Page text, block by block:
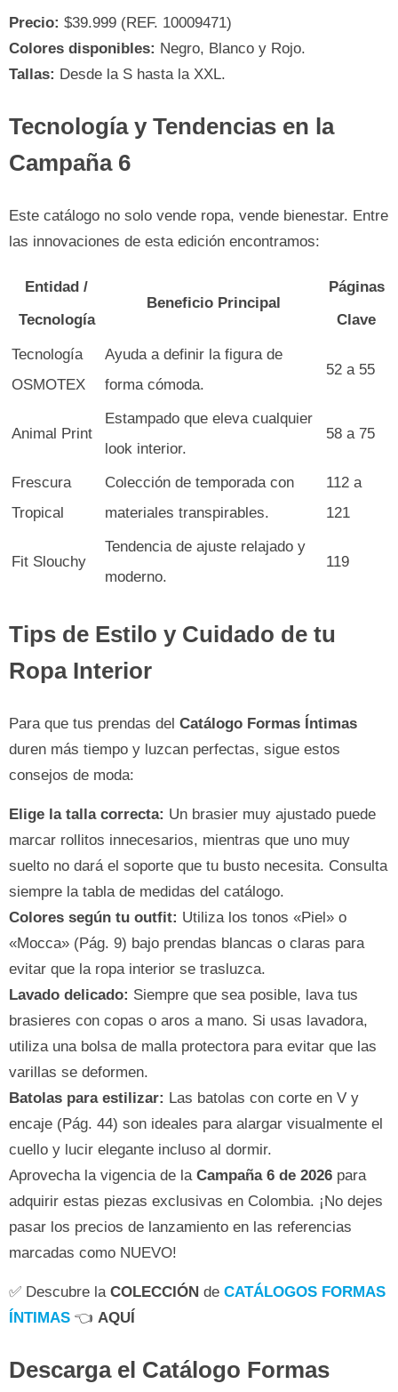
Precio: $39.999 (REF. 10009471)
Colores disponibles: Negro, Blanco y Rojo.
Tallas: Desde la S hasta la XXL.
Tecnología y Tendencias en la
Campaña 6
Este catálogo no solo vende ropa, vende bienestar. Entre
las innovaciones de esta edición encontramos:
Entidad /
Tecnología
Beneficio Principal
Páginas
Clave
Tecnología
OSMOTEX
Ayuda a definir la figura de
forma cómoda.
52 a 55
Animal Print
Estampado que eleva cualquier
look interior.
58 a 75
Frescura
Tropical
Colección de temporada con
materiales transpirables.
112 a
121
Fit Slouchy
Tendencia de ajuste relajado y
moderno.
119
Tips de Estilo y Cuidado de tu
Ropa Interior
Para que tus prendas del Catálogo Formas Íntimas
duren más tiempo y luzcan perfectas, sigue estos
consejos de moda:
Elige la talla correcta: Un brasier muy ajustado puede
marcar rollitos innecesarios, mientras que uno muy
suelto no dará el soporte que tu busto necesita. Consulta
siempre la tabla de medidas del catálogo.
Colores según tu outfit: Utiliza los tonos «Piel» o
«Mocca» (Pág. 9) bajo prendas blancas o claras para
evitar que la ropa interior se trasluzca.
Lavado delicado: Siempre que sea posible, lava tus
brasieres con copas o aros a mano. Si usas lavadora,
utiliza una bolsa de malla protectora para evitar que las
varillas se deformen.
Batolas para estilizar: Las batolas con corte en V y
encaje (Pág. 44) son ideales para alargar visualmente el
cuello y lucir elegante incluso al dormir.
Aprovecha la vigencia de la Campaña 6 de 2026 para
adquirir estas piezas exclusivas en Colombia. ¡No dejes
pasar los precios de lanzamiento en las referencias
marcadas como NUEVO!
✅ Descubre la COLECCIÓN de CATÁLOGOS FORMAS
ÍNTIMAS 👈 AQUÍ
Descarga el Catálogo Formas